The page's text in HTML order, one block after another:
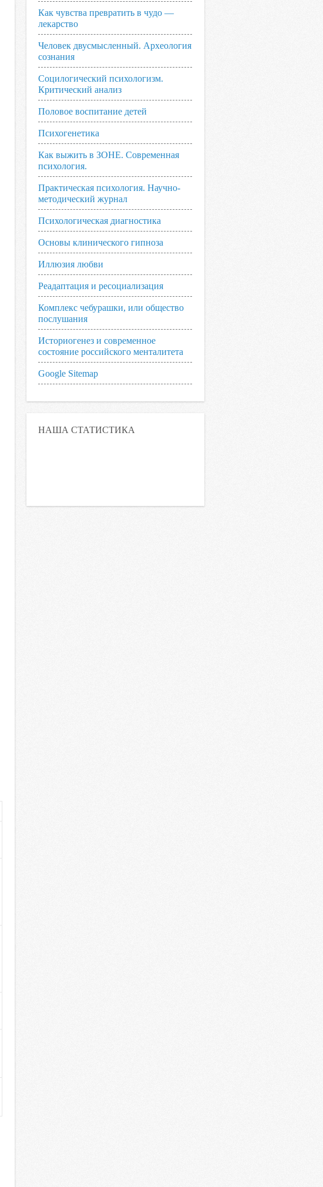
Как чувства превратить в чудо —
лекарство
Человек двусмысленный. Археология
сознания
Социлогический психологизм.
Критический анализ
Половое воспитание детей
Психогенетика
Как выжить в ЗОНЕ. Современная
психология.
Практическая психология. Научно-
методический журнал
Психологическая диагностика
Основы клинического гипноза
Иллюзия любви
Реадаптация и ресоциализация
Комплекс чебурашки, или общество
послушания
Историогенез и современное
состояние российского менталитета
Google Sitemap
НАША СТАТИСТИКА